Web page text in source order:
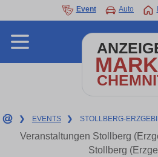
Event Auto
❯ EVENTS ❯ STOLLBERG-
Veranstaltungen Stollberg
Stollberg